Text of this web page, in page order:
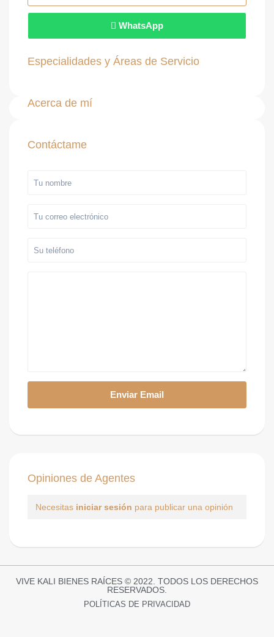
WhatsApp
Especialidades y Áreas de Servicio
Acerca de mí
Contáctame
Opiniones de Agentes
Necesitas iniciar sesión para publicar una opinión
VIVE KALI BIENES RAÍCES © 2022. TODOS LOS DERECHOS
RESERVADOS.
POLÍTICAS DE PRIVACIDAD